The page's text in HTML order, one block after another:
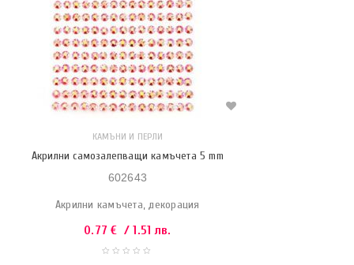
КАМЪНИ И ПЕРЛИ
Акрилни самозалепващи камъчета 5 mm
602643
Акрилни камъчета, декорация
0.77€ / 1.51 лв.